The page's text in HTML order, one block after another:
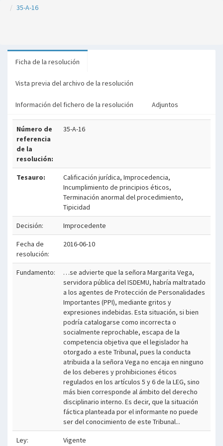
35-A-16
Ficha de la resolución
Vista previa del archivo de la resolución
Información del fichero de la resolución Adjuntos
Número de
referencia
de la
resolución:
35-A-16
Tesauro:
Calificación jurídica, Improcedencia,
Incumplimiento de principios éticos,
Terminación anormal del procedimiento,
Tipicidad
Decisión: Improcedente
Fecha de
resolución:
2016-06-10
Fundamento:
…se advierte que la señora Margarita Vega,
servidora pública del ISDEMU, habría maltratado
a los agentes de Protección de Personalidades
Importantes (PPI), mediante gritos y
expresiones indebidas. Esta situación, si bien
podría catalogarse como incorrecta o
socialmente reprochable, escapa de la
competencia objetiva que el legislador ha
otorgado a este Tribunal, pues la conducta
atribuida a la señora Vega no encaja en ninguno
de los deberes y prohibiciones éticos
regulados en los artículos 5 y 6 de la LEG, sino
más bien corresponde al ámbito del derecho
disciplinario interno. Es decir, que la situación
fáctica planteada por el informante no puede
ser del conocimiento de este Tribunal...
Ley: Vigente